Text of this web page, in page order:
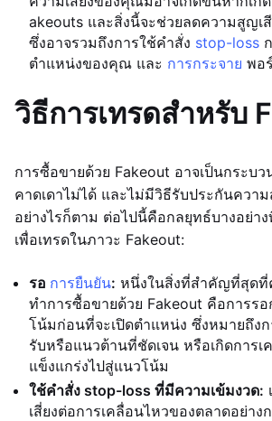
akeouts และสิ่งนี้จะช่วยลดความสูญเ
ซึ่งอาจรวมถึงการใช้คำสั่ง stop-loss
ตำแหน่งของคุณ และ การกระจาย พอ
วิธีการเทรดสำหรับ
การซื้อขายด้วย Fakeout อาจเป็นกระบ
คาดเดาไม่ได้ และไม่มีวิธีรับประกันควา
อย่างไรก็ตาม ต่อไปนี้คือกลยุทธ์บางอย่าง
เพื่อเทรดในภาวะ Fakeout:
รอ การยืนยัน: หนึ่งในสิ่งที่สำคัญที่สุดที่
ทำการซื้อขายด้วย Fakeout คือการร
โน้มก่อนที่จะเปิดตำแหน่ง ซึ่งหมายถึง
รับหรือแนวต้านที่ชัดเจน หรือเกิดการเ
แข็งแกร่งไปสู่แนวโน้ม
ใช้คำสั่ง stop-loss ที่มีความเข้มงวด:
เสี่ยงต่อการเคลื่อนไหวของตลาดอย่า